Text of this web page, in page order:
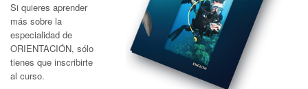
Si quieres aprender
más sobre la
especialidad de
ORIENTACIÓN, sólo
tienes que inscribirte
al curso.